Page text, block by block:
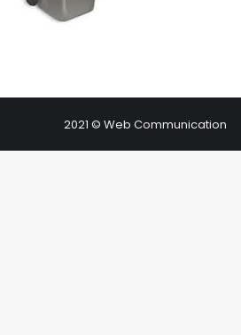
2021 © Web Communication